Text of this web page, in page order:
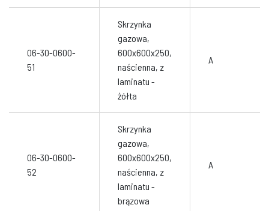
06-30-0600-
51
Skrzynka
gazowa,
600x600x250,
naścienna, z
laminatu -
żółta
A
06-30-0600-
52
Skrzynka
gazowa,
600x600x250,
naścienna, z
laminatu -
brązowa
A